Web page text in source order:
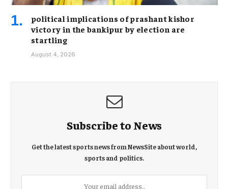
political implications of prashant kishor
victory in the bankipur by election are
startling
August 4, 2026
Subscribe to News
Get the latest sports news from NewsSite about world,
sports and politics.